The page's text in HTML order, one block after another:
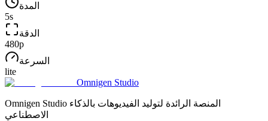
المدة
5s
الدقة
480p
السرعة
lite
Omnigen Studio
Omnigen Studio المنصة الرائدة لتوليد الفيديوهات بالذكاء
الاصطناعي